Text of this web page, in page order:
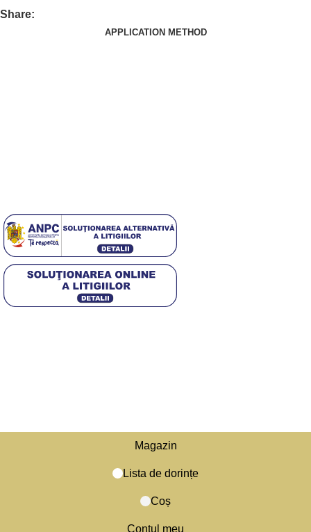
Share:
APPLICATION METHOD
Începe să tastezi pentru a vedea produsele pe care le cauți.
Magazin
Lista de dorințe
Coș
Contul meu